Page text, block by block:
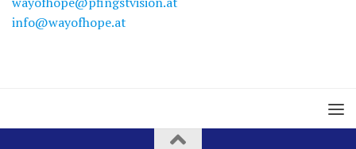
info@wayofhope.at